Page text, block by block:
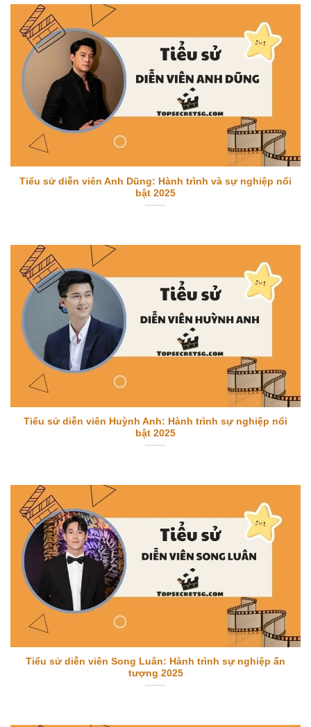
Tiểu sử diễn viên Anh Dũng: Hành trình và sự nghiệp nổi
bật 2025
Tiểu sử diễn viên Huỳnh Anh: Hành trình sự nghiệp nổi
bật 2025
Tiểu sử diễn viên Song Luân: Hành trình sự nghiệp ấn
tượng 2025